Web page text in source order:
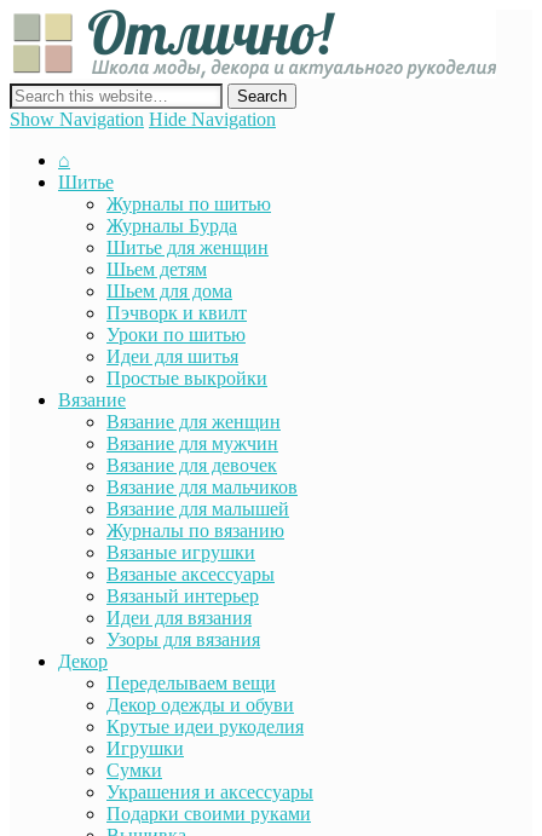
сайт о декоре, дизайне и моде, вязании, шитье и других видах
рукоделия
Show Navigation Hide Navigation
⌂
Шитье
Журналы по шитью
Журналы Бурда
Шитье для женщин
Шьем детям
Шьем для дома
Пэчворк и квилт
Уроки по шитью
Идеи для шитья
Простые выкройки
Вязание
Вязание для женщин
Вязание для мужчин
Вязание для девочек
Вязание для мальчиков
Вязание для малышей
Журналы по вязанию
Вязаные игрушки
Вязаные аксессуары
Вязаный интерьер
Идеи для вязания
Узоры для вязания
Декор
Переделываем вещи
Декор одежды и обуви
Крутые идеи рукоделия
Игрушки
Сумки
Украшения и аксессуары
Подарки своими руками